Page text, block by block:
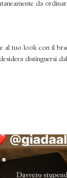
da
al tuo look con il
distinguersi